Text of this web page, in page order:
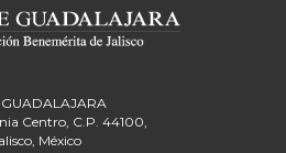
Centro, C.P. 44100,
México